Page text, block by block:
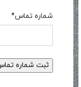
شماره تماس*